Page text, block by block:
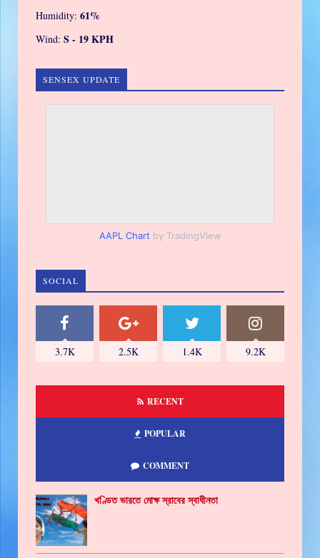
Humidity: 61%
Wind: S - 19 KPH
SENSEX UPDATE
AAPL Chart by TradingView
SOCIAL
3.7K 2.5K 1.4K 9.2K
RECENT
POPULAR
COMMENT
খণ্ডিত ভারতে মোক্ষ স্রাবের স্বাধীনতা